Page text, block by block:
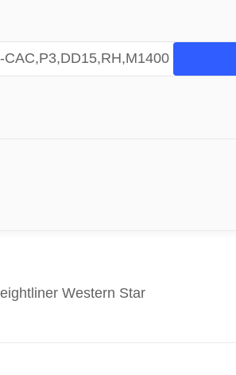
CAC,P3,DD15,RH,M1400
Western Star